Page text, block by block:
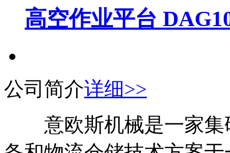
高空作业平台
公司简介详细>>
意欧斯机械是一家集